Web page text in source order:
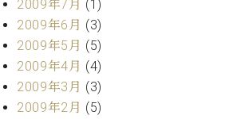
2009年7月 (1)
2009年6月 (3)
2009年5月 (5)
2009年4月 (4)
2009年3月 (3)
2009年2月 (5)